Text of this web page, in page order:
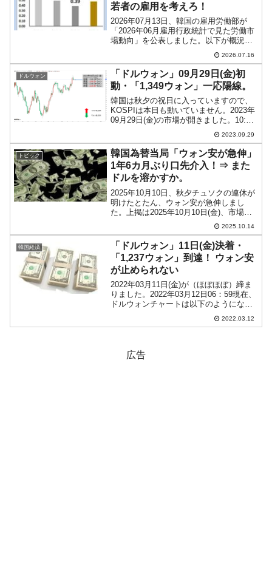
若者の雇用を考えろ！
2026年07月13日、韓国の雇用労働部が
「2026年06月雇用行政統計で見た労働市
場動向」を公表しました。以下が概況で
す。⇒参照・引用元：『韓国電子政府』
公式サイト「2026년 6월 고용행정 통계로
본 노동시장 동향」2026年06月...
2026.07.16
ドルウォン
「ドルウォン」09月29日(金)初
動・「1,349ウォン」一応陽線。
韓国は秋夕の祝日に入っていますので、
KOSPIは本日も動いていません。2023年
09月29日(金)の市場が開きました。10:00
現在、ドルウォンのチャートは以下のよ
うになっています（チャートは
『Investing.com』より引用）。前日は...
2023.09.29
トピック
韓国為替当局「ウォン安が急伸」
1年6カ月ぶり口先介入！⇒ また
ドルを溶かすか。
2025年10月10日、秋夕チュソクの連休が
明けたとたん、ウォン安が急伸しまし
た。上掲は2025年10月10日(金)、市場終
了時点でのドルウォンチャートですが、
長い陽線となりました（チャートは
『Investing.com』より引用：以下同）...
2025.10.14
韓国経済
「ドルウォン」11日(金)決着・
「1,237ウォン」到達！ ウォン安
が止められない
2022年03月11日(金)が（ほぼほぼ）締ま
りました。2022年03月12日06：59現在、
ドルウォンチャートは以下のようになっ
ています（チャートは『Investing.com』
より引用：以下同）。2日前のローソク足
2022.03.12
広告